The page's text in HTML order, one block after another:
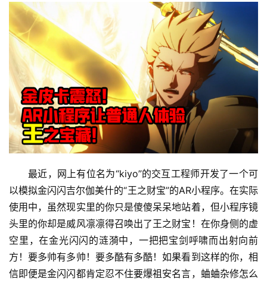
最近，网上有位名为“kiyo”的交互工程师开发了一个可
以模拟金闪闪吉尔伽美什的“王之财宝”的AR小程序。在实际
使用中，虽然现实里的你只是傻傻呆呆地站着，但小程序镜
头里的你却是威风凛凛得召唤出了王之财宝！在你身侧的虚
空里，在金光闪闪的涟漪中，一把把宝剑呼啸而出射向前
方！要多帅有多帅！要多酷有多酷！如果看到这样的你，相
信即便是金闪闪都肯定忍不住要爆祖安名言，蛐蛐杂修怎么